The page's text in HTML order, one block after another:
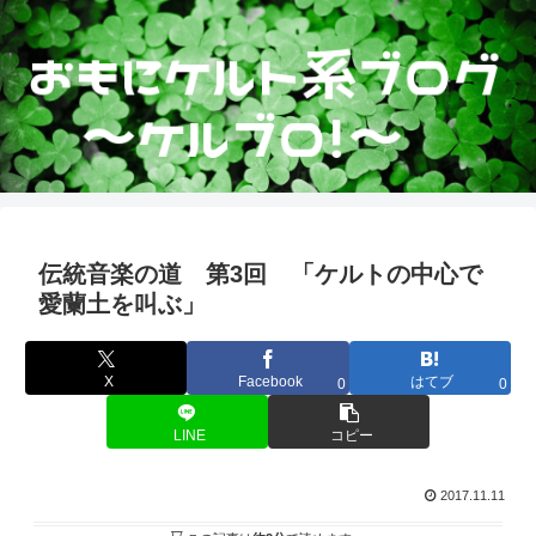
伝統音楽の道 第3回 「ケルトの中心で
愛蘭土を叫ぶ」
X Facebook 0 はてブ 0
LINE コピー
2017.11.11